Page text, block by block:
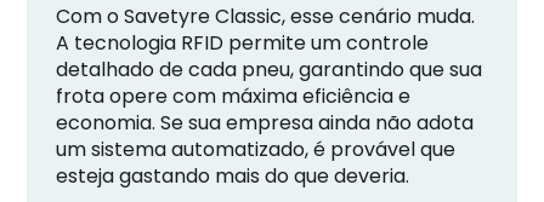
Com o Savetyre Classic, esse cenário muda.
A tecnologia RFID permite um controle
detalhado de cada pneu, garantindo que sua
frota opere com máxima eficiência e
economia. Se sua empresa ainda não adota
um sistema automatizado, é provável que
esteja gastando mais do que deveria.